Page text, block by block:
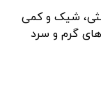
شیک و کمی
گرم و سرد